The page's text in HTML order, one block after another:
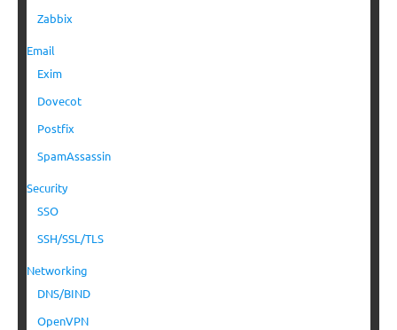
Zabbix
Email
Exim
Dovecot
Postfix
SpamAssassin
Security
SSO
SSH/SSL/TLS
Networking
DNS/BIND
OpenVPN